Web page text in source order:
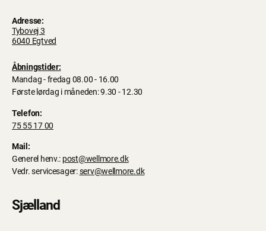
Adresse:
Tybovej 3
6040 Egtved
Åbningstider:
Mandag - fredag 08.00 - 16.00
Første lørdag i måneden: 9.30 - 12.30
Telefon:
75 55 17 00
Mail:
Generel henv.: post@wellmore.dk
Vedr. servicesager:serv@wellmore.dk
Sjælland